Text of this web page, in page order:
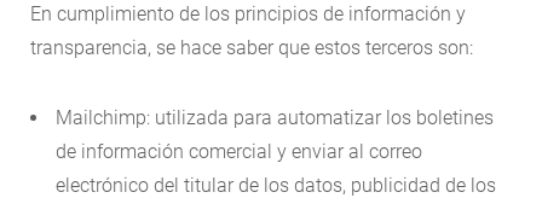
En cumplimiento de los principios de información y
transparencia, se hace saber que estos terceros son:
Mailchimp: utilizada para automatizar los boletines
de información comercial y enviar al correo
electrónico del titular de los datos, publicidad de los